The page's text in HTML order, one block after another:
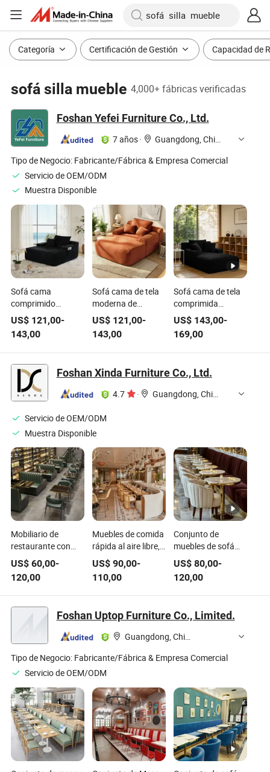
Categoría Certificación de Gestión Capacidad de
sofá silla mueble 4,000+ fábricas verificadas
Foshan Yefei Furniture Co., Ltd.
7 años·
Guangdong, China
Tipo de Negocio: Fabricante/Fábrica & Empresa Comercial
Servicio de OEM/ODM
Muestra Disponible
Sofá cama
comprimido
conjunto de
muebles para sala
de estar moderno
tela inflable
reclinable al vacío
hogar Foshan
venta al por mayor
silla de salón
US$ 121,00-
143,00
Sofá cama de tela
moderna de
Foshan, mueble de
sala de estar, sillón
inflable reclinable,
conjunto de hogar
salón al por mayor
US$ 121,00-
143,00
Sofá cama de tela
comprimida
moderna de
Foshan, conjunto
de muebles para
sala de estar, silla
al por mayor para
el hogar
US$ 143,00-
169,00
Foshan Xinda Furniture Co., Ltd.
4.7 · Guangdong, China
Servicio de OEM/ODM
Muestra Disponible
Mobiliario de
restaurante con
sofá en cabina de
cafetería, mesa de
café y sillas
US$60,00-
120,00
Muebles de comida
rápida al aire libre,
conjunto de mesa y
sillas de ratán,
banco de lujo para
comedor, asientos
para restaurante
US$ 90,00-
110,00
Conjunto de
muebles de sofá
moderno de
terciopelo rojo con
mesa de mármol y
sillas
US$ 80,00-
120,00
Foshan Uptop Furniture Co., Limited.
Guangdong, China
Tipo de Negocio: Fabricante/Fábrica & Empresa Comercial
Servicio de OEM/ODM